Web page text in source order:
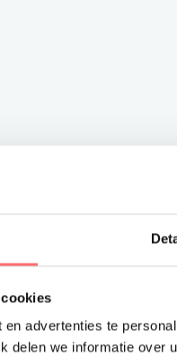
advertenties te
delen we informatie